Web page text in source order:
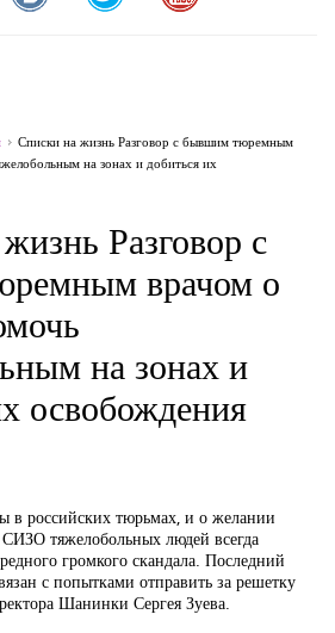
Списки на жизнь Разговор с бывшим тюремным
на зонах и добиться их
Разговор с
врачом о
на зонах и
освобождения
в российских тюрьмах, и о желании
СИЗО тяжелобольных людей всегда
громкого скандала. Последний
с попытками отправить за решетку
Шанинки Сергея Зуева.